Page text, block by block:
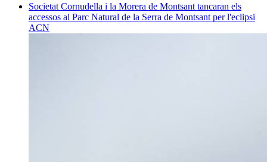
Societat Cornudella i la Morera de Montsant tancaran els
accessos al Parc Natural de la Serra de Montsant per l'eclipsi
ACN